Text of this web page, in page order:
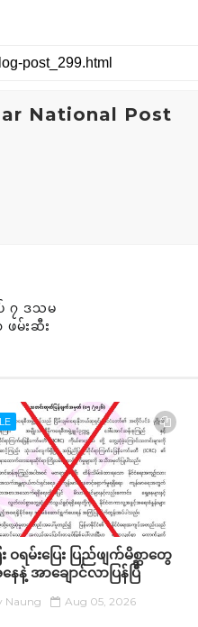
National Post
၇ ဒသမ
မ်းဆီး
း ဝရမ်းပြေး ပြည်ဖျက်မိစ္ဆာတွေ
ေနဲ့ အာချောင်လာပြန်ပြီ
Naung Aug 05, 2026